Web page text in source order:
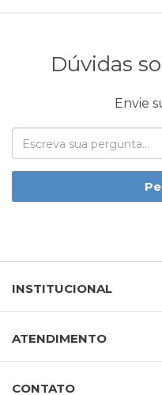
Dúvidas
Envie
INSTITUCIONAL
ATENDIMENTO
CONTATO